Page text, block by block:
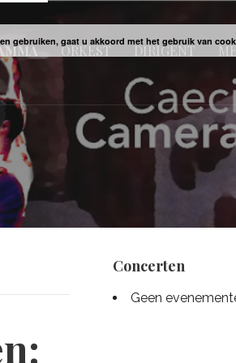
ORKEST DIRIGENT
Concerten
Geen
gebruiken, gaat u akkoord met het gebruik van